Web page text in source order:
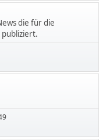
die für die